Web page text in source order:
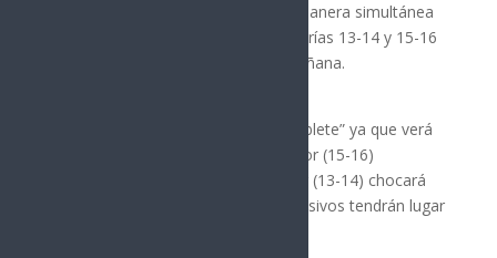
saldrán este domingo, cuando de manera simultánea
se celebren las finales de las categorías 13-14 y 15-16
años, en punto de las 9:00 de la mañana.
Cajeme tratará de completar el “doblete” ya que verá
acción en las dos finales: en la Mayor (15-16)
enfrentará a Navojoa y en la menor (13-14) chocará
ante Hermosillo, ambos duelos decisivos tendrán lugar